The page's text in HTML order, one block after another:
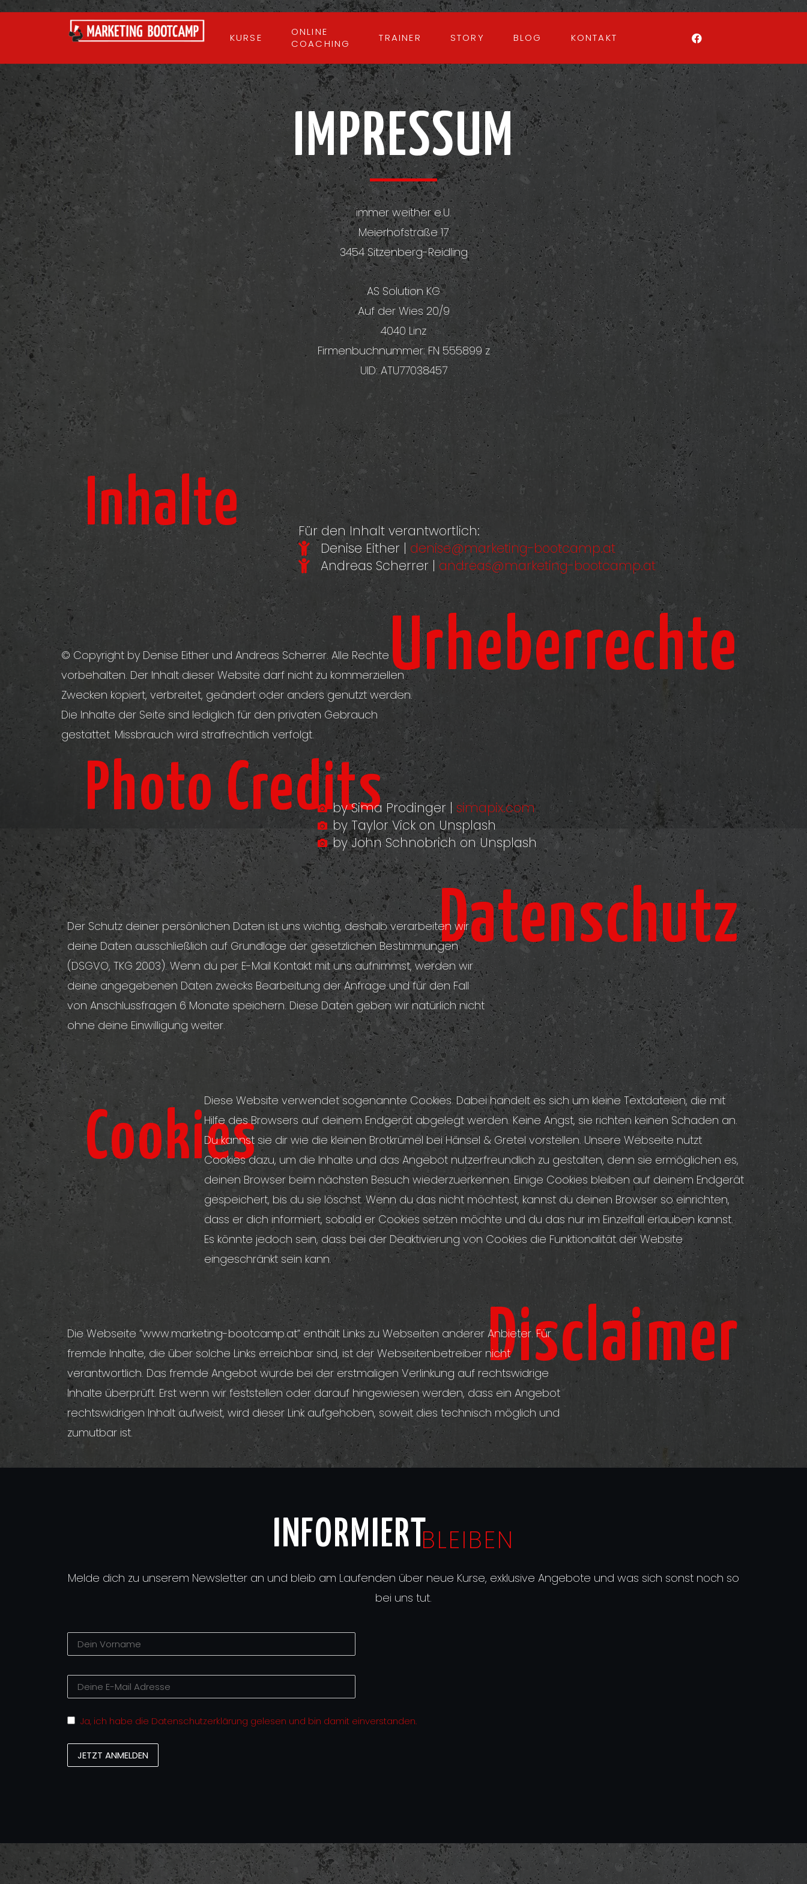
KURSE ONLINE
COACHING TRAINER STORY BLOG KONTAKT
6
SEO Punktzahl
IMPRESSUM
immer weither e.U.
Meierhofstraße 17
3454 Sitzenberg-Reidling
AS Solution KG
Auf der Wies 20/9
4040 Linz
Firmenbuchnummer: FN 555899 z
UID: ATU77038457
Inhalte
Für den Inhalt verantwortlich:
Denise Either | denise@marketing-bootcamp.at
Andreas Scherrer | andreas@marketing-bootcamp.at
© Copyright by Denise Either und Andreas Scherrer. Alle Rechte
vorbehalten. Der Inhalt dieser Website darf nicht zu kommerziellen
Zwecken kopiert, verbreitet, geändert oder anders genutzt werden.
Die Inhalte der Seite sind lediglich für den privaten Gebrauch
gestattet. Missbrauch wird strafrechtlich verfolgt.
Urheberrechte
Photo Creditsby Sima Prodinger | simapix.com
by Taylor Vick on Unsplash
by John Schnobrich on Unsplash
Der Schutz deiner persönlichen Daten ist uns wichtig, deshalb verarbeiten wir
deine Daten ausschließlich auf Grundlage der gesetzlichen Bestimmungen
(DSGVO, TKG 2003). Wenn du per E-Mail Kontakt mit uns aufnimmst, werden wir
deine angegebenen Daten zwecks Bearbeitung der Anfrage und für den Fall
von Anschlussfragen 6 Monate speichern. Diese Daten geben wir natürlich nicht
ohne deine Einwilligung weiter.
Datenschutz
Cookies
Diese Website verwendet sogenannte Cookies. Dabei handelt es sich um kleine Textdateien, die mit
Hilfe des Browsers auf deinem Endgerät abgelegt werden. Keine Angst, sie richten keinen Schaden an.
Du kannst sie dir wie die kleinen Brotkrümel bei Hänsel & Gretel vorstellen. Unsere Webseite nutzt
Cookies dazu, um die Inhalte und das Angebot nutzerfreundlich zu gestalten, denn sie ermöglichen es,
deinen Browser beim nächsten Besuch wiederzuerkennen. Einige Cookies bleiben auf deinem Endgerät
gespeichert, bis du sie löschst. Wenn du das nicht möchtest, kannst du deinen Browser so einrichten,
dass er dich informiert, sobald er Cookies setzen möchte und du das nur im Einzelfall erlauben kannst.
Es könnte jedoch sein, dass bei der Deaktivierung von Cookies die Funktionalität der Website
eingeschränkt sein kann.
Die Webseite “www.marketing-bootcamp.at“ enthält Links zu Webseiten anderer Anbieter. Für
fremde Inhalte, die über solche Links erreichbar sind, ist der Webseitenbetreiber nicht
verantwortlich. Das fremde Angebot wurde bei der erstmaligen Verlinkung auf rechtswidrige
Inhalte überprüft. Erst wenn wir feststellen oder darauf hingewiesen werden, dass ein Angebot
rechtswidrigen Inhalt aufweist, wird dieser Link aufgehoben, soweit dies technisch möglich und
zumutbar ist.
Disclaimer
INFORMIERTBLEIBEN
Melde dich zu unserem Newsletter an und bleib am Laufenden über neue Kurse, exklusive Angebote und was sich sonst noch so
bei uns tut.
Ja, ich habe die Datenschutzerklärung gelesen und bin damit einverstanden.